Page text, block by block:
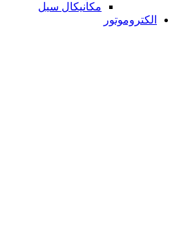
مکانیکال سیل
الکتروموتور